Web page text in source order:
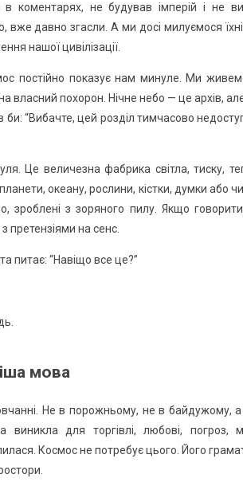
коментарях, не будував імперій і не
вже давно згасли. А ми досі милуємося
нашої цивілізації.
постійно показує нам минуле. Ми
власний похорон. Нічне небо — це архів,
би: “Вибачте, цей розділ тимчасово
Це величезна фабрика світла, тиску,
океану, рослини, кістки, думки або
зроблені з зоряного пилу. Якщо
претензіями на сенс.
питає: “Навіщо все це?”
мова
Не в порожньому, не в байдужому,
для торгівлі, любові, погроз,
Космос не потребує цього. Його